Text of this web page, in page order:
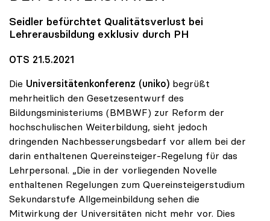
Seidler befürchtet Qualitätsverlust bei
Lehrerausbildung exklusiv durch PH
OTS 21.5.2021
Die Universitätenkonferenz (uniko) begrüßt
mehrheitlich den Gesetzesentwurf des
Bildungsministeriums (BMBWF) zur Reform der
hochschulischen Weiterbildung, sieht jedoch
dringenden Nachbesserungsbedarf vor allem bei der
darin enthaltenen Quereinsteiger-Regelung für das
Lehrpersonal. „Die in der vorliegenden Novelle
enthaltenen Regelungen zum Quereinsteigerstudium
Sekundarstufe Allgemeinbildung sehen die
Mitwirkung der Universitäten nicht mehr vor. Dies